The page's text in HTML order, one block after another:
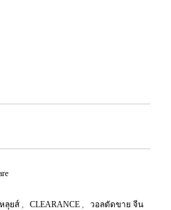
ลุยส์ , CLEARANCE ,
วอลตัดขาย จีน